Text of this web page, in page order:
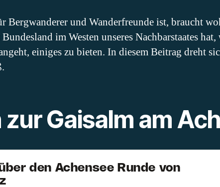
Bergwanderer und Wanderfreunde ist, braucht
im Westen unseres Nachbarstaates hat,
einiges zu bieten. In diesem Beitrag dreht
Gaisalm am